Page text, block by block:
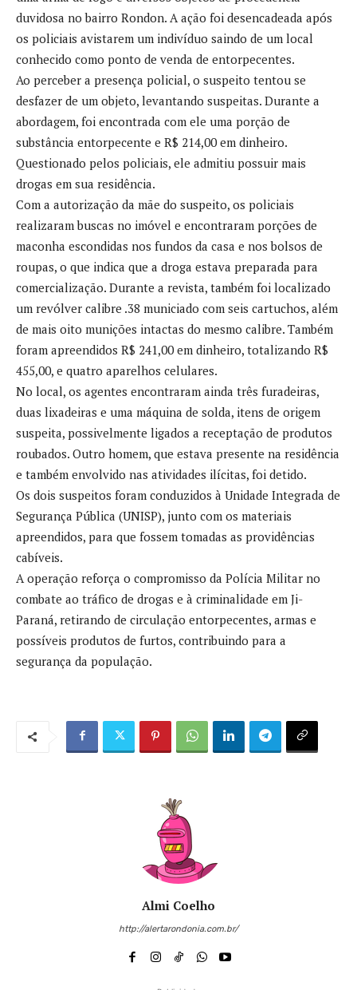
duvidosa no bairro Rondon. A ação foi desencadeada após
os policiais avistarem um indivíduo saindo de um local
conhecido como ponto de venda de entorpecentes.
Ao perceber a presença policial, o suspeito tentou se
desfazer de um objeto, levantando suspeitas. Durante a
abordagem, foi encontrada com ele uma porção de
substância entorpecente e R$ 214,00 em dinheiro.
Questionado pelos policiais, ele admitiu possuir mais
drogas em sua residência.
Com a autorização da mãe do suspeito, os policiais
realizaram buscas no imóvel e encontraram porções de
maconha escondidas nos fundos da casa e nos bolsos de
roupas, o que indica que a droga estava preparada para
comercialização. Durante a revista, também foi localizado
um revólver calibre .38 municiado com seis cartuchos, além
de mais oito munições intactas do mesmo calibre. Também
foram apreendidos R$ 241,00 em dinheiro, totalizando R$
455,00, e quatro aparelhos celulares.
No local, os agentes encontraram ainda três furadeiras,
duas lixadeiras e uma máquina de solda, itens de origem
suspeita, possivelmente ligados a receptação de produtos
roubados. Outro homem, que estava presente na residência
e também envolvido nas atividades ilícitas, foi detido.
Os dois suspeitos foram conduzidos à Unidade Integrada de
Segurança Pública (UNISP), junto com os materiais
apreendidos, para que fossem tomadas as providências
cabíveis.
A operação reforça o compromisso da Polícia Militar no
combate ao tráfico de drogas e à criminalidade em Ji-
Paraná, retirando de circulação entorpecentes, armas e
possíveis produtos de furtos, contribuindo para a
segurança da população.
Almi Coelho
http://alertarondonia.com.br/